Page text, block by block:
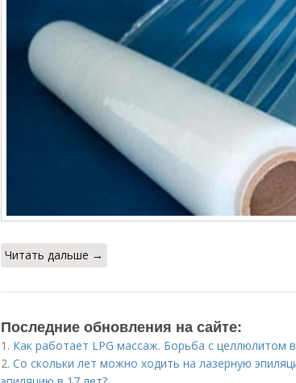
Читать дальше →
Последние обновления на сайте:
1. Как работает LPG массаж. Борьба с целлюлитом
2. Со скольки лет можно ходить на лазерную